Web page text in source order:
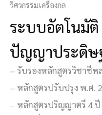
วิศวกรรมเครื่องก
ระบบอัตโนมัติ
ปัญญาประดิษ
– รับรองหลักสูตรวิชาชีพ
– หลักสูตรปรับปรุง พ.ศ.
– หลักสูตรปริญญาตรี 4